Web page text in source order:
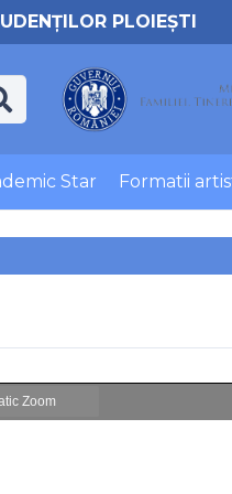
PLOIEȘTI
Star Formatii